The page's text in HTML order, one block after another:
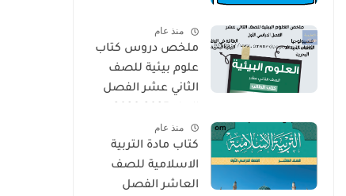
منذ عام
ملخص دروس كتاب
علوم بيئية للصف
الثاني عشر الفصل
منذ عام
كتاب مادة التربية
الاسلامية للصف
العاشر الفصل